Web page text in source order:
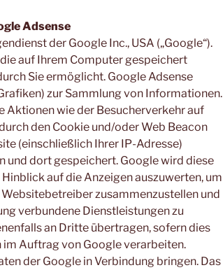
Adsense
der Google Inc., USA („Google“).
auf Ihrem Computer gespeichert
Sie ermöglicht. Google Adsense
zur Sammlung von Informationen.
Aktionen wie der Besucherverkehr auf
den Cookie und/oder Web Beacon
(einschließlich Ihrer IP-Adresse)
und dort gespeichert. Google wird diese
auf die Anzeigen auszuwerten, um
zusammenzustellen und
verbundene Dienstleistungen zu
an Dritte übertragen, sofern dies
Auftrag von Google verarbeiten.
der Google in Verbindung bringen. Das